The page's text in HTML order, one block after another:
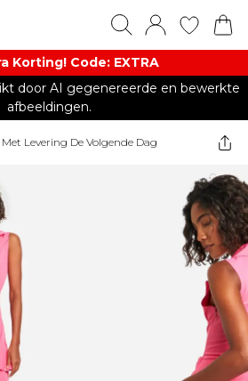
Korting! Code: EXTRA​
door AI gegenereerde en bewerkte
afbeeldingen.
Levering De Volgende Dag